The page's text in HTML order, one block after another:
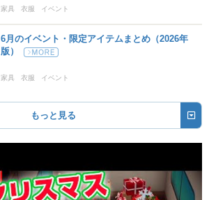
家具 衣服 イベント
6月のイベント・限定アイテムまとめ（2026年
版）
家具 衣服 イベント
もっと見る